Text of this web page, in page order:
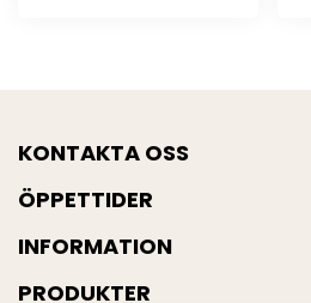
KONTAKTA OSS
ÖPPETTIDER
INFORMATION
PRODUKTER